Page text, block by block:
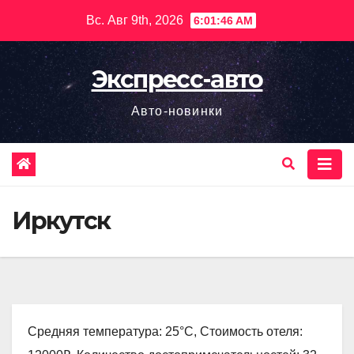
содержимому
Вс. Авг 9th, 2026 6:01:48 AM
Экспресс-авто
Авто-новинки
Иркутск
Средняя температура: 25°C, Стоимость отеля: